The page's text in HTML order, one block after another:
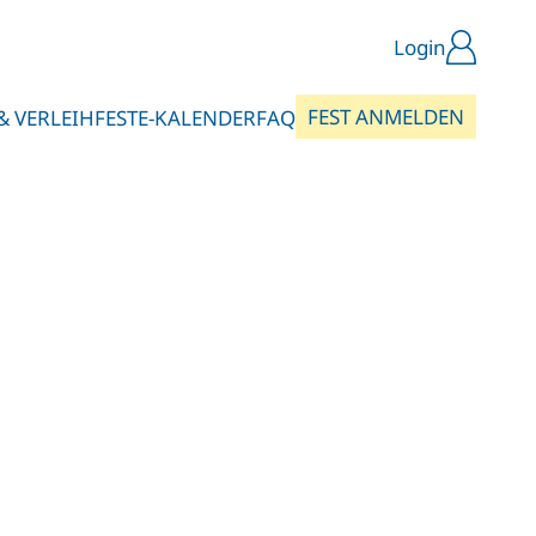
VERLEIHFESTE-KALENDERFAQ
Login
FEST ANMELDEN